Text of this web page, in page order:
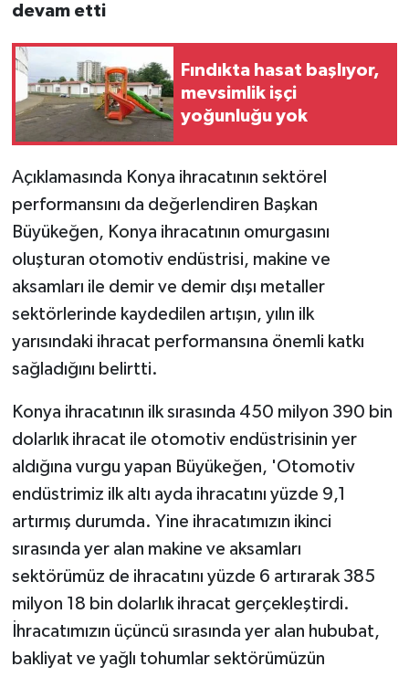
devam etti
Fındıkta hasat başlıyor,
mevsimlik işçi
yoğunluğu yok
Açıklamasında Konya ihracatının sektörel
performansını da değerlendiren Başkan
Büyükeğen, Konya ihracatının omurgasını
oluşturan otomotiv endüstrisi, makine ve
aksamları ile demir ve demir dışı metaller
sektörlerinde kaydedilen artışın, yılın ilk
yarısındaki ihracat performansına önemli katkı
sağladığını belirtti.
Konya ihracatının ilk sırasında 450 milyon 390 bin
dolarlık ihracat ile otomotiv endüstrisinin yer
aldığına vurgu yapan Büyükeğen, 'Otomotiv
endüstrimiz ilk altı ayda ihracatını yüzde 9,1
artırmış durumda. Yine ihracatımızın ikinci
sırasında yer alan makine ve aksamları
sektörümüz de ihracatını yüzde 6 artırarak 385
milyon 18 bin dolarlık ihracat gerçekleştirdi.
İhracatımızın üçüncü sırasında yer alan hububat,
bakliyat ve yağlı tohumlar sektörümüzün